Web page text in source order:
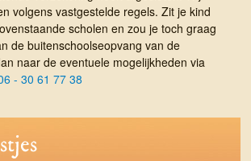
volgens vastgestelde regels. Zit je kind
scholen en zou je toch graag
de buitenschoolseopvang van de
naar de eventuele mogelijkheden via
- 30 61 77 38